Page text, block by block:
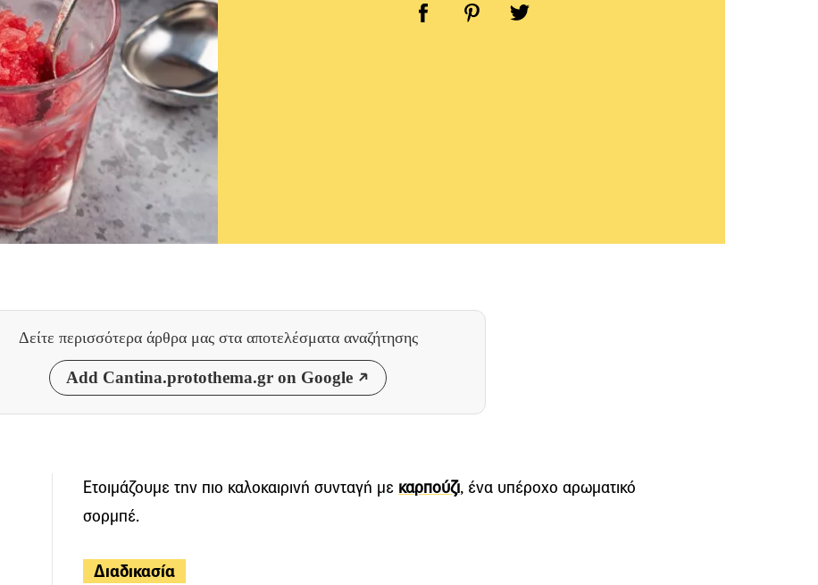
Δείτε περισσότερα άρθρα μας στα αποτελέσματα αναζήτησης
Add Cantina.protothema.gr on Google
Ετοιμάζουμε την πιο καλοκαιρινή συνταγή με καρπούζι, ένα υπέροχο αρωματικό
σορμπέ.
Διαδικασία